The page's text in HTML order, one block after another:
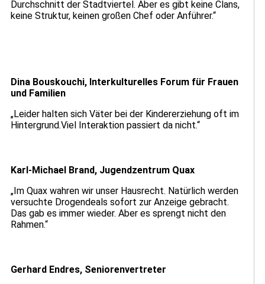
Durchschnitt der Stadtviertel. Aber es gibt keine Clans,
keine Struktur, keinen großen Chef oder Anführer.“
Dina Bouskouchi, Interkulturelles Forum für Frauen
und Familien
„Leider halten sich Väter bei der Kindererziehung oft im
Hintergrund.Viel Interaktion passiert da nicht.“
Karl-Michael Brand, Jugendzentrum Quax
„Im Quax wahren wir unser Hausrecht. Natürlich werden
versuchte Drogendeals sofort zur Anzeige gebracht.
Das gab es immer wieder. Aber es sprengt nicht den
Rahmen.“
Gerhard Endres, Seniorenvertreter